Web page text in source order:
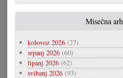
Misečna
kolovoz 2026 (27)
srpanj 2026 (60)
lipanj 2026 (62)
svibanj 2026 (93)